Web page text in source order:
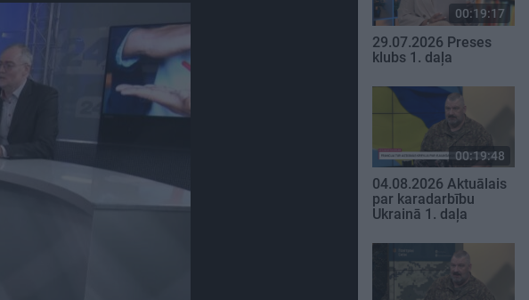
00:19:17
29.07.2026 Preses
klubs 1. daļa
00:19:48
04.08.2026 Aktuālais
par karadarbību
Ukrainā 1. daļa